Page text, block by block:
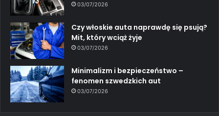
03/07/2026
Czy włoskie auta naprawdę się psują?
Mit, który wciąż żyje
03/07/2026
Minimalizm i bezpieczeństwo –
fenomen szwedzkich aut
03/07/2026